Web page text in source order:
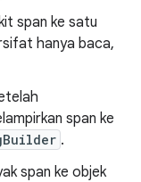
span ke satu
hanya baca,
span ke
.
span ke objek